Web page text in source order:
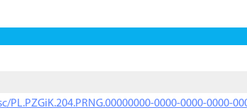
0000-0000-0000-